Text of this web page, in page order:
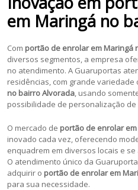
em Maringá no
Com portão de enrolar em Maringá
diversos segmentos, a empresa
no atendimento. A Guaruportas
residências, com grande variedade
no bairro Alvorada, usando
possibilidade de personalização de
O mercado de portão de enrolar em
inovado cada vez, oferecendo
enquadrem em diversos locais e
O atendimento único da
adquirir o portão de enrolar em
para sua necessidade.